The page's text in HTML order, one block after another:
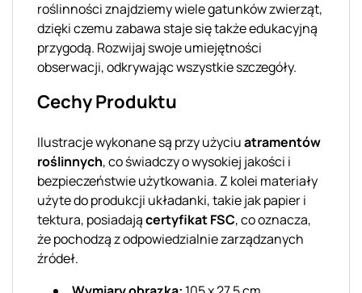
roślinności znajdziemy wiele gatunków zwierząt,
dzięki czemu zabawa staje się także edukacyjną
przygodą. Rozwijaj swoje umiejętności
obserwacji, odkrywając wszystkie szczegóły.
Cechy Produktu
Ilustracje wykonane są przy użyciuatramentów
roślinnych, co świadczy o wysokiej jakości i
bezpieczeństwie użytkowania. Z kolei materiały
użyte do produkcji układanki, takie jak papier i
tektura, posiadającertyfikat FSC, co oznacza,
że pochodzą z odpowiedzialnie zarządzanych
źródeł.